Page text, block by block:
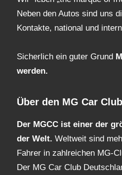
Neben den Autos sind uns
Kontakte, national und
Sicherlich ein guter Grund
werden.
Über den MG Car
Der MGCC ist einer der
der Welt. Weltweit sind
Fahrer in zahlreichen MG-
Der MG Car Club